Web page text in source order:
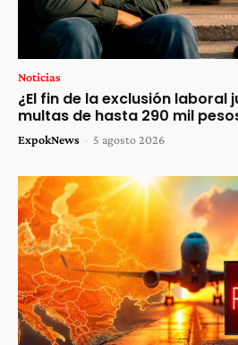
Noticias
¿El fin de la exclusión laboral
multas de hasta 290 mil
ExpokNews - 5 agosto 2026